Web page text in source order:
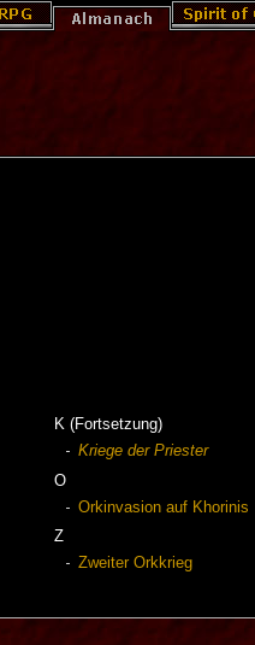
K (Fortsetzung)
Kriege der Priester
O
Orkinvasion auf Khorinis
Z
Zweiter Orkkrieg